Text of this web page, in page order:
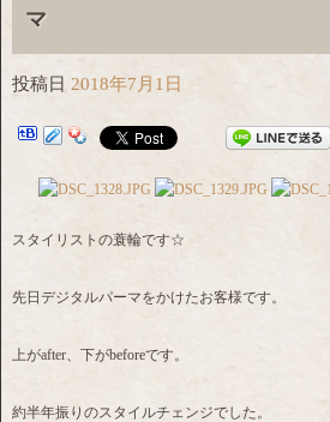
マ
投稿日 2018年7月1日
スタイリストの蓑輪です☆
先日デジタルパーマをかけたお客様です。
上がafter、下がbeforeです。
約半年振りのスタイルチェンジでした。